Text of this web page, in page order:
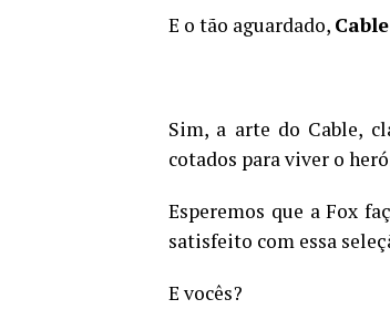
E o tão aguardado, Cable
Sim, a arte do Cable,
cotados para viver o
Esperemos que a Fox
satisfeito com essa
E vocês?